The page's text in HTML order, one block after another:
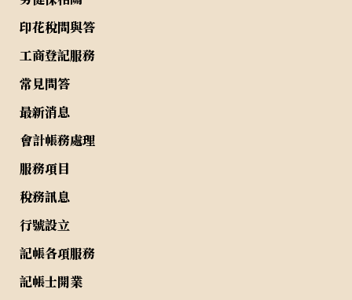
印花稅問與答
工商登記服務
常見問答
最新消息
會計帳務處理
服務項目
稅務訊息
行號設立
記帳各項服務
記帳士開業